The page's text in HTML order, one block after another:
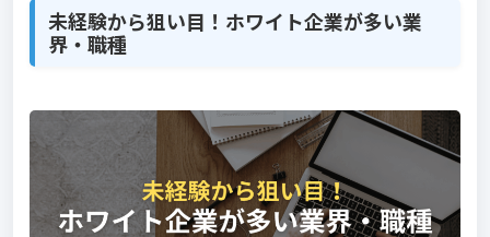
未経験から狙い目！ホワイト企業が多い業
界・職種